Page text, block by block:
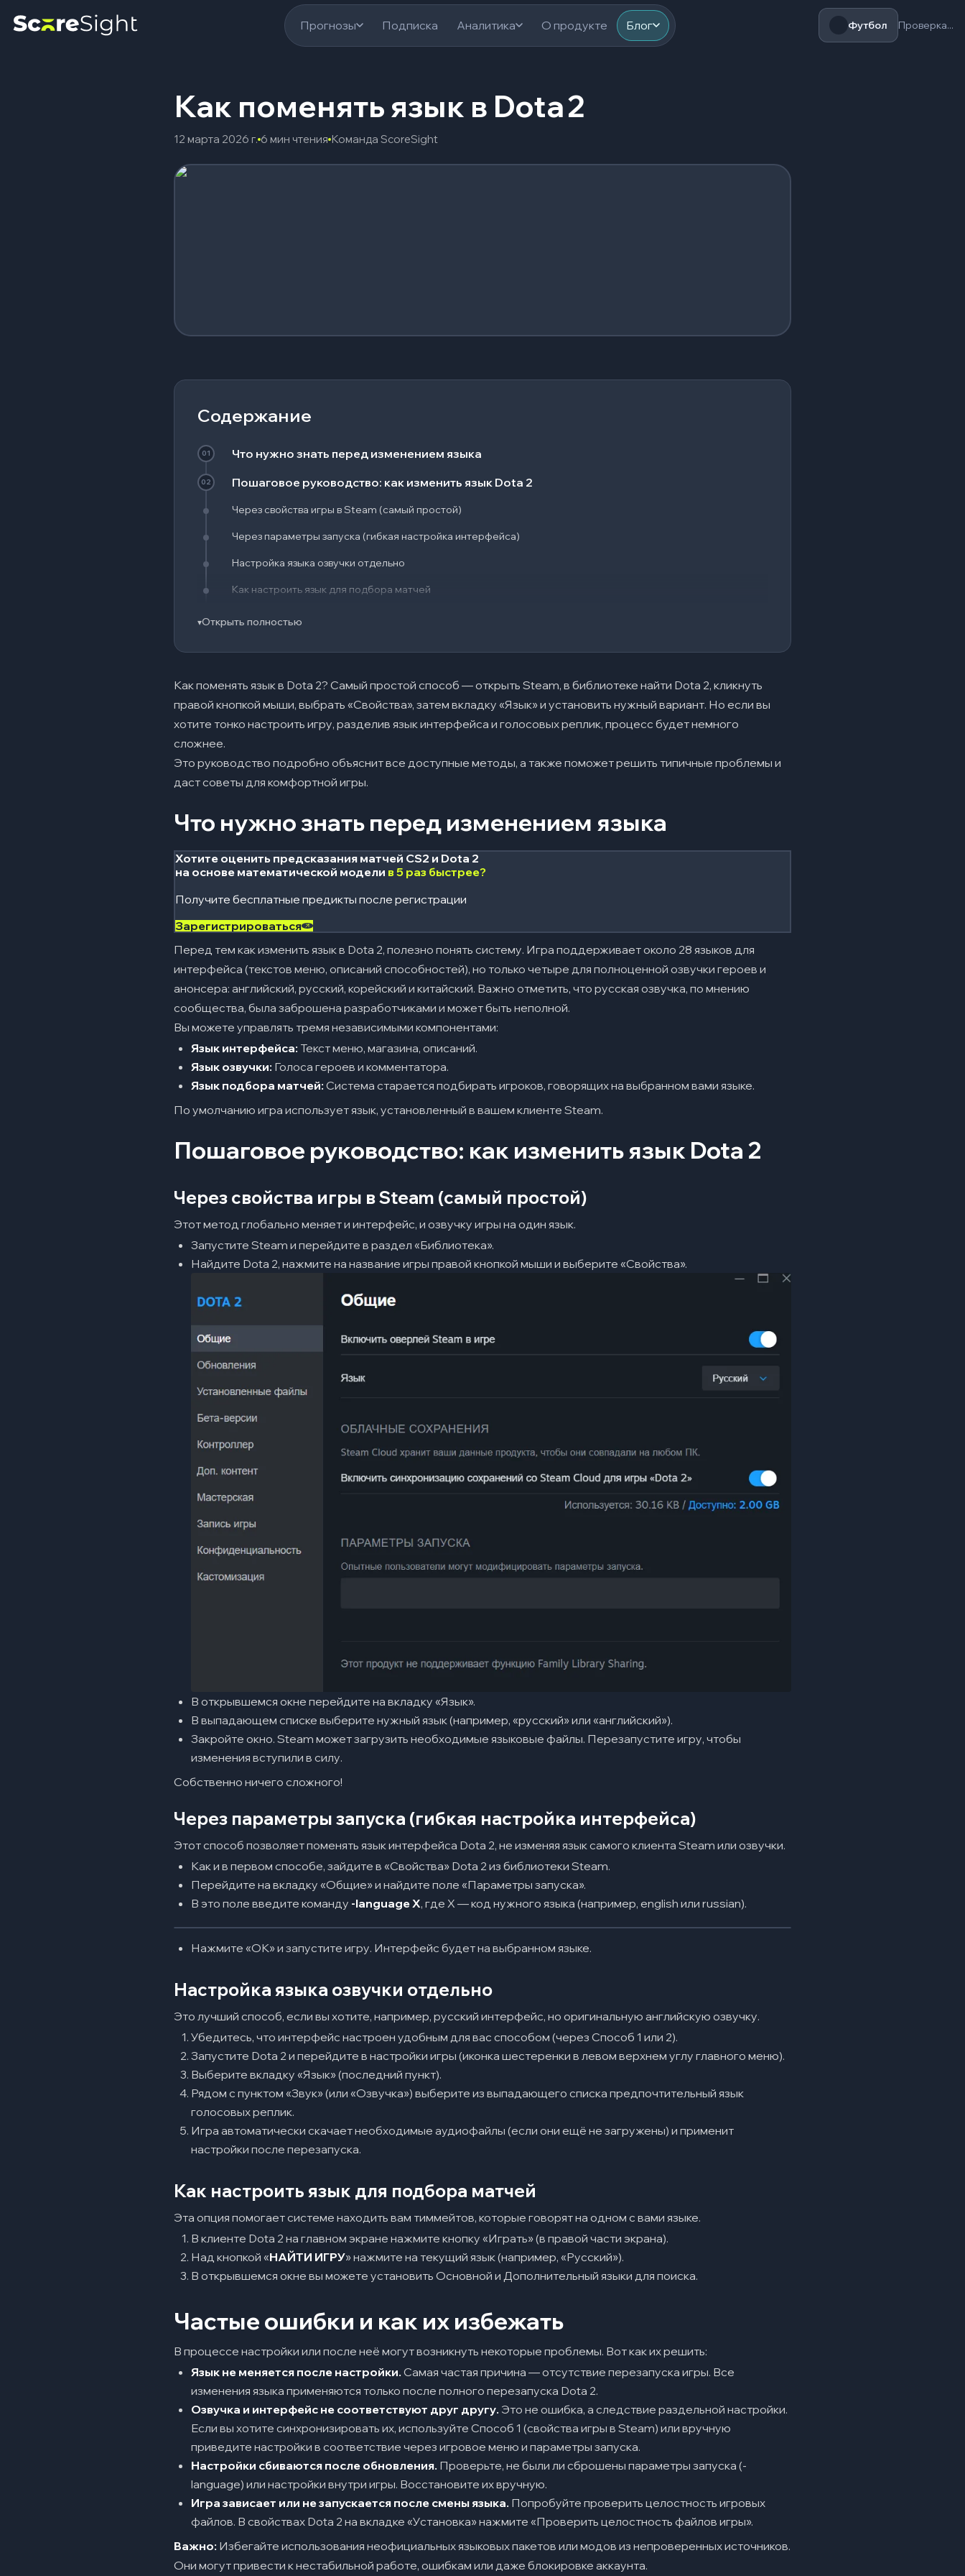
Прогнозы Подписка Аналитика О продукте Блог Футбол Проверка...
Как поменять язык в Dota 2
12 марта 2026 г. 6 мин чтения Команда ScoreSight
Содержание
01 Что нужно знать перед изменением языка
02 Пошаговое руководство: как изменить язык Dota 2
Через свойства игры в Steam (самый простой)
Через параметры запуска (гибкая настройка интерфейса)
Настройка языка озвучки отдельно
Как настроить язык для подбора матчей
03 Частые ошибки и как их избежать
Я сменил язык в настройках Steam, но игра запускается на старом. Что делать?
Как сделать, чтобы интерфейс был на русском, а голоса героев — на английском?
Почему некоторые герои говорят по-русски, а другие на английском, даже когда выбран русский язык?
Меняю язык в Steam, но в Dota 2 теперь отображаются «кракозябры» или иероглифы. Как исправить?
Безопасно ли скачивать и устанавливать неофициальные языковые пакеты из интернета?
▾Открыть полностью
Как поменять язык в Dota 2? Самый простой способ — открыть Steam, в библиотеке найти Dota 2, кликнуть
правой кнопкой мыши, выбрать «Свойства», затем вкладку «Язык» и установить нужный вариант. Но если вы
хотите тонко настроить игру, разделив язык интерфейса и голосовых реплик, процесс будет немного
сложнее.
Это руководство подробно объяснит все доступные методы, а также поможет решить типичные проблемы и
даст советы для комфортной игры.
Что нужно знать перед изменением языка
Хотите оценить предсказания матчей CS2 и Dota 2
на основе математической модели в 5 раз быстрее?
Получите бесплатные предикты после регистрации
Зарегистрироваться
Перед тем как изменить язык в Dota 2, полезно понять систему. Игра поддерживает около 28 языков для
интерфейса (текстов меню, описаний способностей), но только четыре для полноценной озвучки героев и
анонсера: английский, русский, корейский и китайский. Важно отметить, что русская озвучка, по мнению
сообщества, была заброшена разработчиками и может быть неполной.
Вы можете управлять тремя независимыми компонентами:
Язык интерфейса: Текст меню, магазина, описаний.
Язык озвучки: Голоса героев и комментатора.
Язык подбора матчей: Система старается подбирать игроков, говорящих на выбранном вами языке.
По умолчанию игра использует язык, установленный в вашем клиенте Steam.
Пошаговое руководство: как изменить язык Dota 2
Через свойства игры в Steam (самый простой)
Этот метод глобально меняет и интерфейс, и озвучку игры на один язык.
Запустите Steam и перейдите в раздел «Библиотека».
Найдите Dota 2, нажмите на название игры правой кнопкой мыши и выберите «Свойства».
В открывшемся окне перейдите на вкладку «Язык».
В выпадающем списке выберите нужный язык (например, «русский» или «английский»).
Закройте окно. Steam может загрузить необходимые языковые файлы. Перезапустите игру, чтобы
изменения вступили в силу.
Собственно ничего сложного!
Через параметры запуска (гибкая настройка интерфейса)
Этот способ позволяет поменять язык интерфейса Dota 2, не изменяя язык самого клиента Steam или озвучки.
Как и в первом способе, зайдите в «Свойства» Dota 2 из библиотеки Steam.
Перейдите на вкладку «Общие» и найдите поле «Параметры запуска».
В это поле введите команду -language X, где X — код нужного языка (например, english или russian).
Нажмите «ОК» и запустите игру. Интерфейс будет на выбранном языке.
Настройка языка озвучки отдельно
Это лучший способ, если вы хотите, например, русский интерфейс, но оригинальную английскую озвучку.
Убедитесь, что интерфейс настроен удобным для вас способом (через Способ 1 или 2).
Запустите Dota 2 и перейдите в настройки игры (иконка шестеренки в левом верхнем углу главного меню).
Выберите вкладку «Язык» (последний пункт).
Рядом с пунктом «Звук» (или «Озвучка») выберите из выпадающего списка предпочтительный язык
голосовых реплик.
Игра автоматически скачает необходимые аудиофайлы (если они ещё не загружены) и применит
настройки после перезапуска.
Как настроить язык для подбора матчей
Эта опция помогает системе находить вам тиммейтов, которые говорят на одном с вами языке.
В клиенте Dota 2 на главном экране нажмите кнопку «Играть» (в правой части экрана).
Над кнопкой «НАЙТИ ИГРУ» нажмите на текущий язык (например, «Русский»).
В открывшемся окне вы можете установить Основной и Дополнительный языки для поиска.
Частые ошибки и как их избежать
В процессе настройки или после неё могут возникнуть некоторые проблемы. Вот как их решить:
Язык не меняется после настройки. Самая частая причина — отсутствие перезапуска игры. Все
изменения языка применяются только после полного перезапуска Dota 2.
Озвучка и интерфейс не соответствуют друг другу. Это не ошибка, а следствие раздельной настройки.
Если вы хотите синхронизировать их, используйте Способ 1 (свойства игры в Steam) или вручную
приведите настройки в соответствие через игровое меню и параметры запуска.
Настройки сбиваются после обновления. Проверьте, не были ли сброшены параметры запуска (-
language) или настройки внутри игры. Восстановите их вручную.
Игра зависает или не запускается после смены языка. Попробуйте проверить целостность игровых
файлов. В свойствах Dota 2 на вкладке «Установка» нажмите «Проверить целостность файлов игры».
Важно: Избегайте использования неофициальных языковых пакетов или модов из непроверенных источников.
Они могут привести к нестабильной работе, ошибкам или даже блокировке аккаунта.